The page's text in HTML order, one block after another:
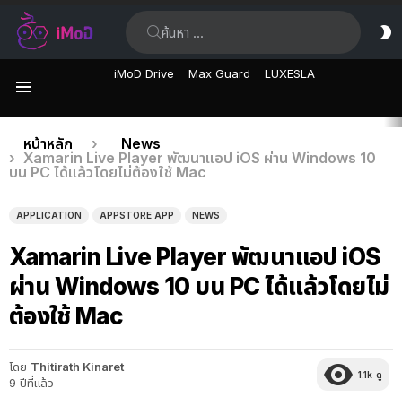
iMoD Drive Max Guard LUXESLA
เรื่อง
ล่าสุด
คุณอยู่ที่นี่:
หน้าหลัก
News
Xamarin Live Player พัฒนาแอป iOS ผ่าน Windows 10
บน PC ได้แล้วโดยไม่ต้องใช้ Mac
APPLICATION APPSTORE APP NEWS
Xamarin Live Player พัฒนาแอป iOS
ผ่าน Windows 10 บน PC ได้แล้วโดยไม่
ต้องใช้ Mac
โดย Thitirath Kinaret
9 ปีที่แล้ว
1.1k ดู